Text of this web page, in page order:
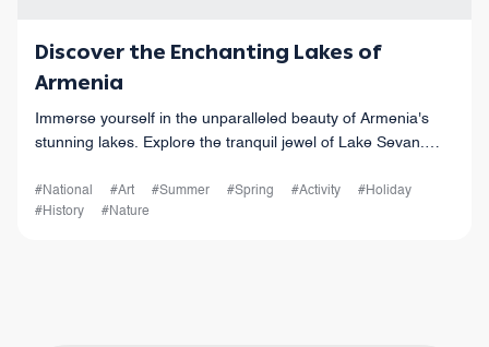
Discover the Enchanting Lakes of
Armenia
Immerse yourself in the unparalleled beauty of Armenia's
stunning lakes. Explore the tranquil jewel of Lake Sevan.
#National #Art #Summer #Spring #Activity
#Holiday
#History
#Nature